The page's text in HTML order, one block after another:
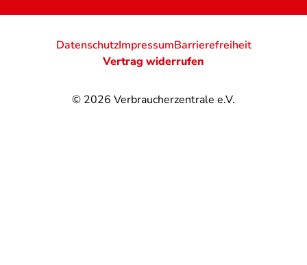
© 2026 Verbraucherzentrale e.V.
DatenschutzImpressumBarrierefreiheit
Vertrag widerrufen